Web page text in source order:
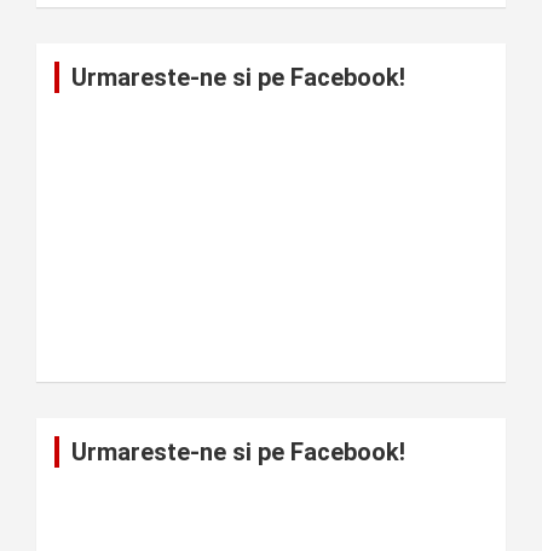
Urmareste-ne si pe Facebook!
Urmareste-ne si pe Facebook!